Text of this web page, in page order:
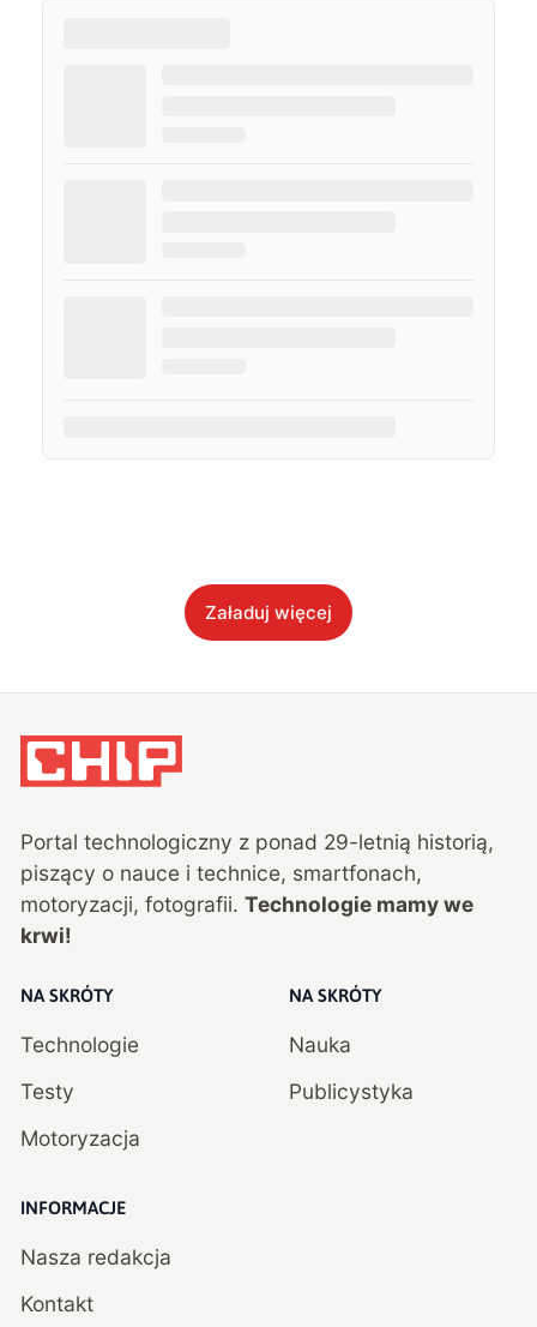
Załaduj więcej
Portal technologiczny z ponad 29-letnią historią,
piszący o nauce i technice, smartfonach,
motoryzacji, fotografii. Technologie mamy we
krwi!
NA SKRÓTY
Technologie
Testy
Motoryzacja
NA SKRÓTY
Nauka
Publicystyka
INFORMACJE
Nasza redakcja
Kontakt